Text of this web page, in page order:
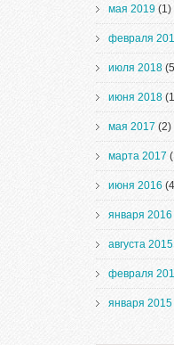
мая 2019 (1)
февраля
июля 2018
июня 2018
мая 2017 (2)
марта 2017
июня 2016
января 2016
августа 2015
февраля
января 2015